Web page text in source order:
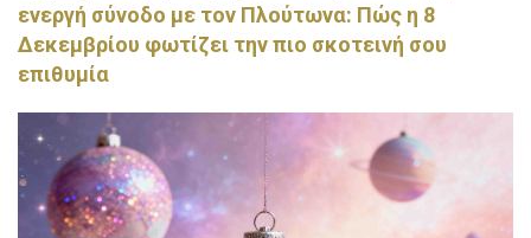
ενεργή σύνοδο με τον Πλούτωνα: Πώς η 8
Δεκεμβρίου φωτίζει την πιο σκοτεινή σου
επιθυμία